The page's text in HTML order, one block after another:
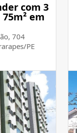
com 3
em
704
PE